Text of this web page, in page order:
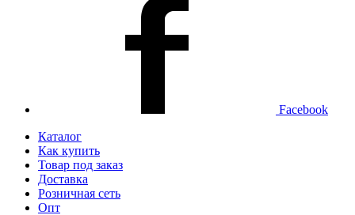
Facebook
Каталог
Как купить
Товар под заказ
Доставка
Розничная сеть
Опт